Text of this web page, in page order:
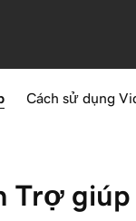
Cách sử dụng
Trợ giúp